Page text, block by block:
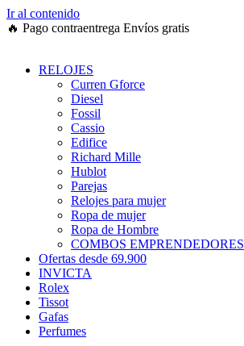
Ir al contenido
🔥 Pago contraentrega Envíos gratis
RELOJES
Curren Gforce
Diesel
Fossil
Cassio
Edifice
Richard Mille
Hublot
Parejas
Relojes para mujer
Ropa de mujer
Ropa de Hombre
COMBOS EMPRENDEDORES
Ofertas desde 69.900
INVICTA
Rolex
Tissot
Gafas
Perfumes